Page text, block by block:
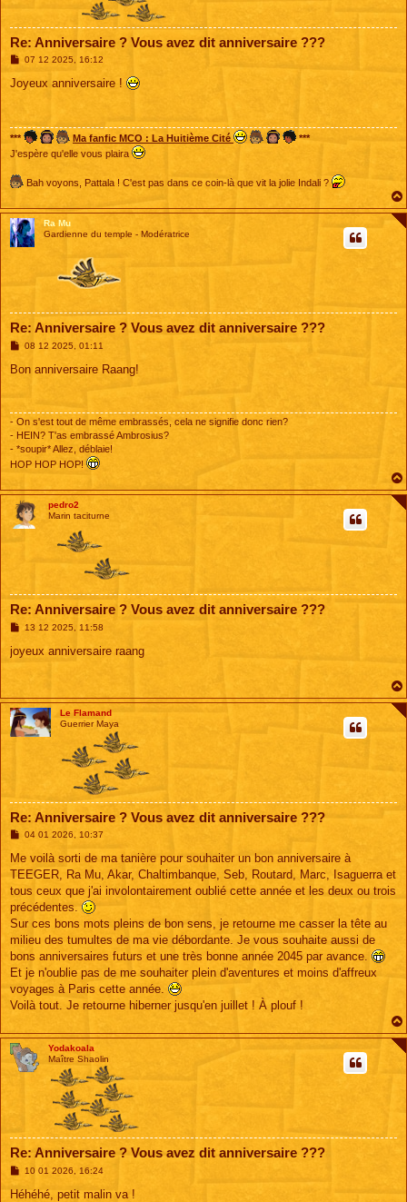
Re: Anniversaire ? Vous avez dit anniversaire ???
M
s
s
07 12 2025, 16:12
Joyeux anniversaire !
*** Ma fanfic MCO : La Huitième Cité
***
J'espère qu'elle vous plaira
Bah voyons, Pattala ! C'est pas dans ce coin-là que vit la jolie Indali ?
Ra Mu
Gardienne du temple - Modératrice
Re: Anniversaire ? Vous avez dit anniversaire ???
M
s
08 12 2025, 01:11
Bon anniversaire Raang!
- On s'est tout de même embrassés, cela ne signifie donc rien?
- HEIN? T'as embrassé Ambrosius?
- *soupir* Allez, déblaie!
HOP HOP HOP!
pedro2
Marin taciturne
Re: Anniversaire ? Vous avez dit anniversaire ???
M
s
s
13 12 2025, 11:58
joyeux anniversaire raang
Le Flamand
Guerrier Maya
Re: Anniversaire ? Vous avez dit anniversaire ???
M
s
a
g
04 01 2026, 10:37
Me voilà sorti de ma tanière pour souhaiter un bon anniversaire à
TEEGER, Ra Mu, Akar, Chaltimbanque, Seb, Routard, Marc, Isaguerra et
tous ceux que j'ai involontairement oublié cette année et les deux ou trois
précédentes.
Sur ces bons mots pleins de bon sens, je retourne me casser la tête au
milieu des tumultes de ma vie débordante. Je vous souhaite aussi de
bons anniversaires futurs et une très bonne année 2045 par avance.
Et je n'oublie pas de me souhaiter plein d'aventures et moins d'affreux
voyages à Paris cette année.
Voilà tout. Je retourne hiberner jusqu'en juillet ! À plouf !
Yodakoala
Maître Shaolin
Re: Anniversaire ? Vous avez dit anniversaire ???
M
s
10 01 2026, 16:24
Héhéhé, petit malin va !